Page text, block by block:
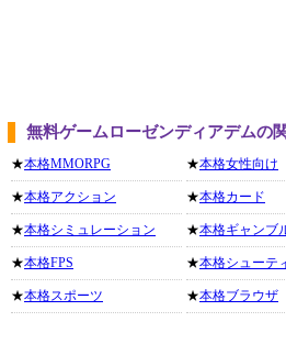
無料ゲームローゼンディアデムの
★本格MMORPG
★本格アクション
★本格シミュレーション
★本格FPS
★本格スポーツ
★本格女性向け
★本格カード
★本格ギャンブ
★本格シューテ
★本格ブラウザ